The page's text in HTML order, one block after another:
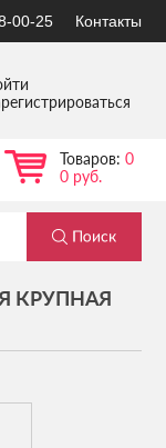
Контакты
00-25
Товаров: 0
0 руб.
КРУПНАЯ